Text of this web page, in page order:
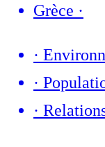
Grèce ·
·
·
·